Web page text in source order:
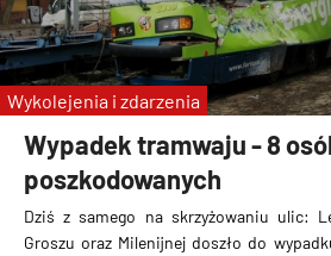
Wypadek tramwaju - 8
poszkodowanych
Dziś z samego na skrzyżowaniu ulic:
Groszu oraz Milenijnej doszło do
Wykolejenia i zdarzenia